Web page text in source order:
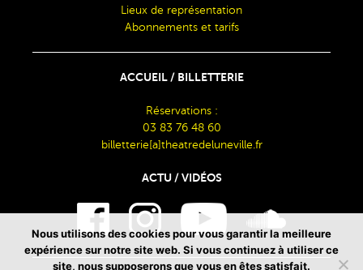
Lieux de représentation
Abonnements et tarifs
ACCUEIL / BILLETTERIE
Réservations :
03 83 76 48 60
billetterie[a]theatredeluneville.fr
ACTU / VIDÉOS
Nous utilisons des cookies pour vous garantir la meilleure
expérience sur notre site web. Si vous continuez à utiliser ce
site, nous supposerons que vous en êtes satisfait.